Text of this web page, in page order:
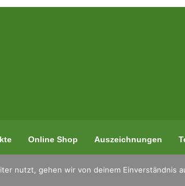
Online Shop Auszeichnungen
nutzt, gehen wir von deinem Einverständnis